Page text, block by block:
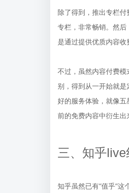
除了得到，推出专栏付
专栏，非常畅销。然
是通过提供优质内容收
不过，虽然内容付费
别，得到从一开始就
好的服务体验，就像
前的免费内容中衍生出
三、知乎
知乎虽然已有“值乎”这